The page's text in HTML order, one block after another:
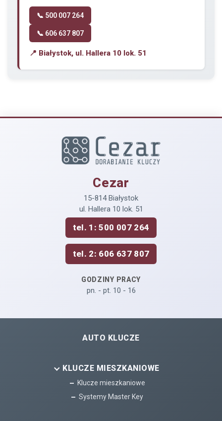
📞 500 007 264
📞 606 637 807
📍 Białystok, ul. Hallera 10 lok. 51
Cezar
15-814 Białystok
ul. Hallera 10 lok. 51
tel. 1: 500 007 264
tel. 2: 606 637 807
GODZINY PRACY
pn. - pt. 10 - 16
AUTO KLUCZE
KLUCZE MIESZKANIOWE
Klucze mieszkaniowe
Systemy Master Key